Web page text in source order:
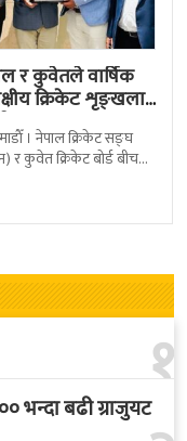
र कुवेतले वार्षिक
क्रिकेट शृङ्खला
। नेपाल क्रिकेट सङ्घ
र कुवेत क्रिकेट बोर्ड बीच
१
भन्दा बढी ग्राजुयट